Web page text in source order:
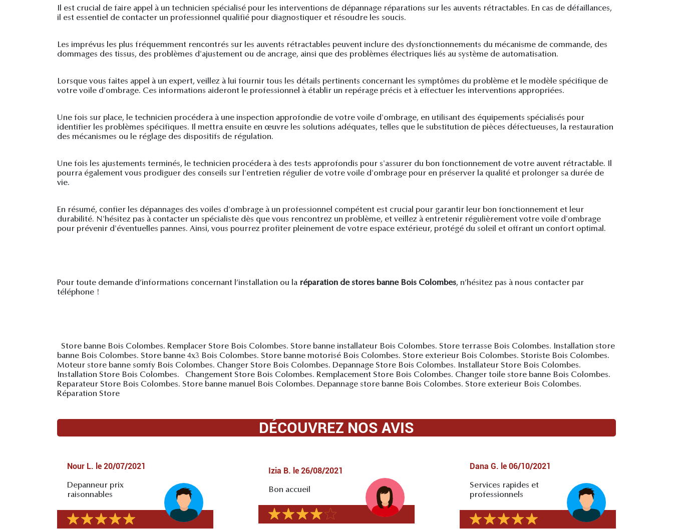
Il est crucial de faire appel à un technicien spécialisé pour les interventions de dépannage réparations sur les auvents rétractables. En cas de défaillances,
il est essentiel de contacter un professionnel qualifié pour diagnostiquer et résoudre les soucis.
Les imprévus les plus fréquemment rencontrés sur les auvents rétractables peuvent inclure des dysfonctionnements du mécanisme de commande, des
dommages des tissus, des problèmes d'ajustement ou de ancrage, ainsi que des problèmes électriques liés au système de automatisation.
Lorsque vous faites appel à un expert, veillez à lui fournir tous les détails pertinents concernant les symptômes du problème et le modèle spécifique de
votre voile d'ombrage. Ces informations aideront le professionnel à établir un repérage précis et à effectuer les interventions appropriées.
Une fois sur place, le technicien procédera à une inspection approfondie de votre voile d'ombrage, en utilisant des équipements spécialisés pour
identifier les problèmes spécifiques. Il mettra ensuite en œuvre les solutions adéquates, telles que le substitution de pièces défectueuses, la restauration
des mécanismes ou le réglage des dispositifs de régulation.
Une fois les ajustements terminés, le technicien procédera à des tests approfondis pour s'assurer du bon fonctionnement de votre auvent rétractable. Il
pourra également vous prodiguer des conseils sur l'entretien régulier de votre voile d'ombrage pour en préserver la qualité et prolonger sa durée de
vie.
En résumé, confier les dépannages des voiles d'ombrage à un professionnel compétent est crucial pour garantir leur bon fonctionnement et leur
durabilité. N'hésitez pas à contacter un spécialiste dès que vous rencontrez un problème, et veillez à entretenir régulièrement votre voile d'ombrage
pour prévenir d'éventuelles pannes. Ainsi, vous pourrez profiter pleinement de votre espace extérieur, protégé du soleil et offrant un confort optimal.
Pour toute demande d’informations concernant l’installation ou la réparation de stores banne Bois Colombes, n’hésitez pas à nous contacter par
téléphone !
Store banne Bois Colombes. Remplacer Store Bois Colombes. Store banne installateur Bois Colombes. Store terrasse Bois Colombes. Installation store
banne Bois Colombes. Store banne 4x3 Bois Colombes. Store banne motorisé Bois Colombes. Store exterieur Bois Colombes. Storiste Bois Colombes.
Moteur store banne somfy Bois Colombes. Changer Store Bois Colombes. Depannage Store Bois Colombes. Installateur Store Bois Colombes.
Installation Store Bois Colombes. Changement Store Bois Colombes. Remplacement Store Bois Colombes. Changer toile store banne Bois Colombes.
Reparateur Store Bois Colombes. Store banne manuel Bois Colombes. Depannage store banne Bois Colombes. Store exterieur Bois Colombes.
Réparation Store
DÉCOUVREZ NOS AVIS
Nour L. le 20/07/2021
Depanneur prix
raisonnables
Izia B. le 26/08/2021
Bon accueil
Dana G. le 06/10/2021
Services rapides et
professionnels